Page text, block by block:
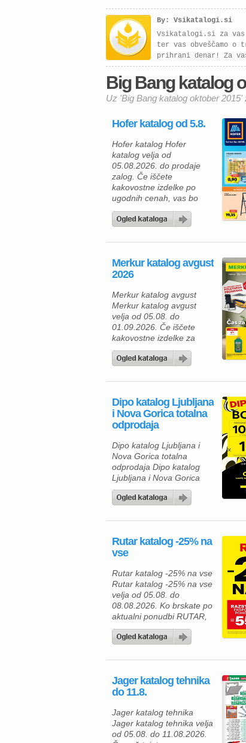
By: Vsikatalogi.si
Vsikatalogi.si za
ter vas obveščamo
prihrani denar! Za
Big Bang katalog
Uz 'Big Bang katalog oktober
Hofer katalog od 5.8.
Hofer katalog Hofer
katalog velja od
05.08.2026. do prodaje
zalog. Če iščete
kakovostne izdelke po
ugodnih cenah, vas bo
zagotovo navdušila. Med
uporabo najdete številne
pijače, izdelke za dom in
gospodinjstvo ter
različna opravila. Za hiter
zajtrk ali malico lahko
izberete piščančje
hrenovke 200 […]
Merkur katalog avgust
2026
Merkur katalog avgust
Merkur katalog avgust
velja od 05.08. do
01.09.2026. Če iščete
kakovostne izdelke za
dom, vrt in delavnico, vas
bo aktualna ponudba iz
navdušila. Izkoristite
izbrane izdelke in
poskrbite za udobnejše
bivanje, lažje delo ter
prostega časa. V Merkur
ponudbi vas čakajo
gospodinjski aparati,
klimatske […]
Dipo katalog Ljubljana
i Nova Gorica totalna
odprodaja
Dipo katalog Ljubljana i
Nova Gorica totalna
odprodaja Dipo katalog
Ljubljana i Nova Gorica
totalna odprodaja velja od
05.08. do 08.08.2026.
Rutar katalog -25% na
vse
Rutar katalog -25% na vse
Rutar katalog -25% na vse
velja od 05.08. do
08.08.2026. Ko brskate po
aktualni ponudbi RUTAR,
vas čakajo številne
kakovostne rešitve za
združujejo sodoben dizajn,
akcijske ugodnosti. Če
načrtujete prenovo
dnevne sobe, je zdaj
odlična priložnost, da
izberete pohištvo, ki bo
Jager katalog tehnika
do 11.8.
Jager katalog tehnika
Jager katalog tehnika velja
od 05.08. do 11.08.2026.